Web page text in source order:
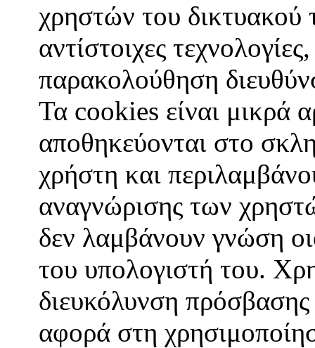
χρηστών του δικτυακού
αντίστοιχες
παρακολούθηση
Τα cookies είναι μικρά
αποθηκεύονται στο
χρήστη και
αναγνώρισης των
δεν λαμβάνουν γνώση
του υπολογιστή του.
διευκόλυνση
αφορά στη